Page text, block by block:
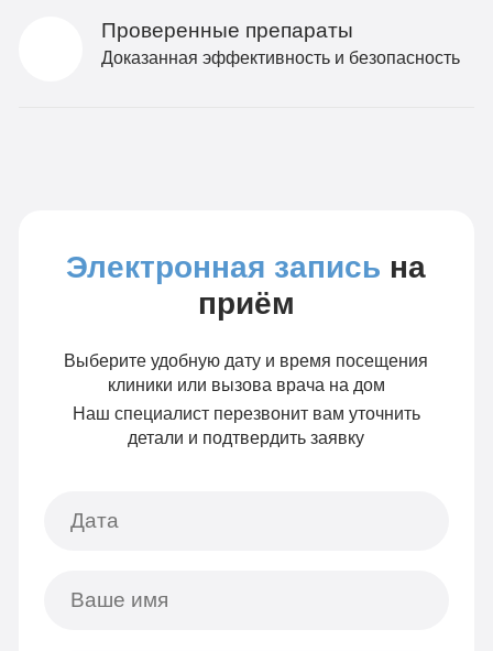
Проверенные препараты
Доказанная эффективность и безопасность
Электронная запись на
приём
Выберите удобную дату и время посещения
клиники или вызова врача на дом
Наш специалист перезвонит вам уточнить
детали и подтвердить заявку